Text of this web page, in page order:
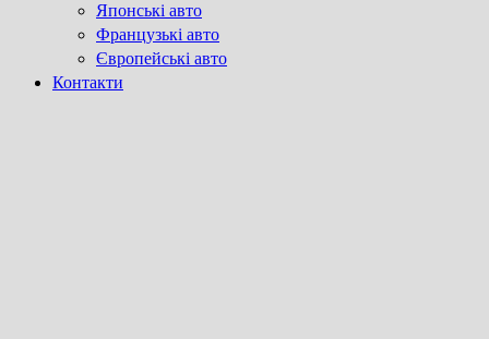
Японські авто
Французькі авто
Європейські авто
Контакти